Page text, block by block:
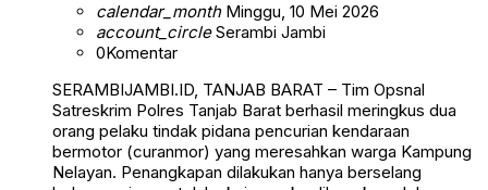
calendar_monthMinggu, 10 Mei 2026
account_circleSerambi Jambi
0Komentar
SERAMBIJAMBI.ID, TANJAB BARAT – Tim Opsnal
Satreskrim Polres Tanjab Barat berhasil meringkus dua
orang pelaku tindak pidana pencurian kendaraan
bermotor (curanmor) yang meresahkan warga Kampung
Nelayan. Penangkapan dilakukan hanya berselang